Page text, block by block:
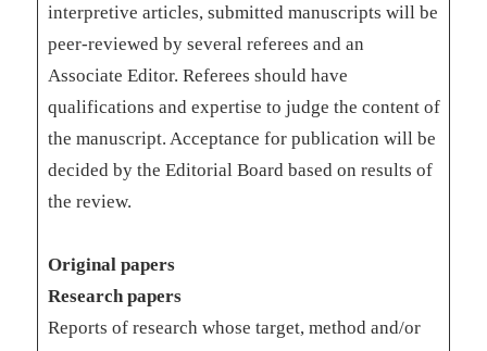
interpretive articles, submitted manuscripts will be
peer-reviewed by several referees and an
Associate Editor. Referees should have
qualifications and expertise to judge the content of
the manuscript. Acceptance for publication will be
decided by the Editorial Board based on results of
the review.
Original papers
Research papers
Reports of research whose target, method and/or